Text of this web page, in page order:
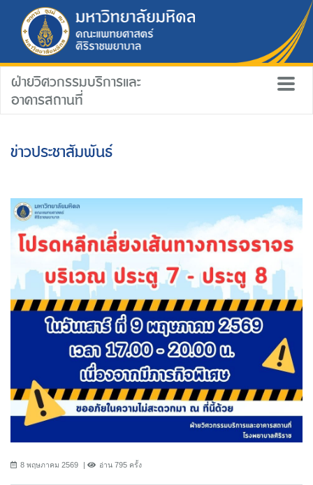
ฝ่ายวิศวกรรมบริการและ
อาคารสถานที่
ข่าวประชาสัมพันธ์
8 พฤษภาคม 2569 อ่าน 795 ครั้ง